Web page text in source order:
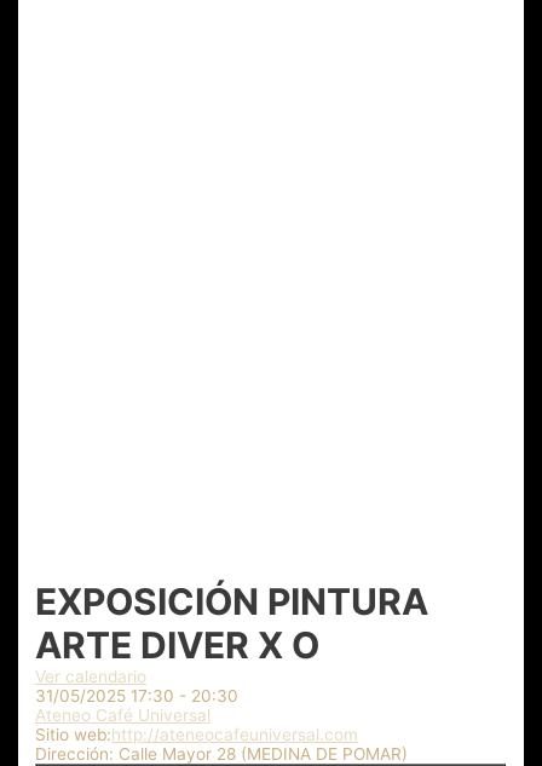
EXPOSICIÓN PINTURA
ARTE DIVER X O
Ver calendario
31/05/2025 17:30 - 20:30
Ateneo Café Universal
Sitio web:http://ateneocafeuniversal.com
Dirección: Calle Mayor 28 (MEDINA DE POMAR)